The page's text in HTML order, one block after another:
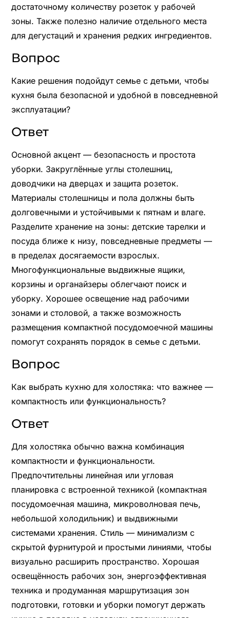
достаточному количеству розеток у рабочей
зоны. Также полезно наличие отдельного места
для дегустаций и хранения редких ингредиентов.
Вопрос
Какие решения подойдут семье с детьми, чтобы
кухня была безопасной и удобной в повседневной
эксплуатации?
Ответ
Основной акцент — безопасность и простота
уборки. Закруглённые углы столешниц,
доводчики на дверцах и защита розеток.
Материалы столешницы и пола должны быть
долговечными и устойчивыми к пятнам и влаге.
Разделите хранение на зоны: детские тарелки и
посуда ближе к низу, повседневные предметы —
в пределах досягаемости взрослых.
Многофункциональные выдвижные ящики,
корзины и органайзеры облегчают поиск и
уборку. Хорошее освещение над рабочими
зонами и столовой, а также возможность
размещения компактной посудомоечной машины
помогут сохранять порядок в семье с детьми.
Вопрос
Как выбрать кухню для холостяка: что важнее —
компактность или функциональность?
Ответ
Для холостяка обычно важна комбинация
компактности и функциональности.
Предпочтительны линейная или угловая
планировка с встроенной техникой (компактная
посудомоечная машина, микроволновая печь,
небольшой холодильник) и выдвижными
системами хранения. Стиль — минимализм с
скрытой фурнитурой и простыми линиями, чтобы
визуально расширить пространство. Хорошая
освещённость рабочих зон, энергоэффективная
техника и продуманная маршрутизация зон
подготовки, готовки и уборки помогут держать